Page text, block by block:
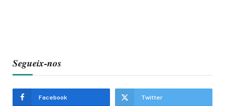
Segueix-nos
Facebook Twitter